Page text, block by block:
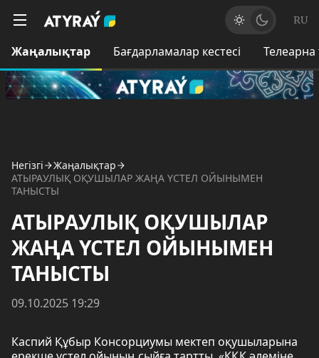
RU
Жаңалықтар Бағдарламалар кестесі
Негізгі
Жаңалықтар
АТЫРАУЛЫҚ ОҚУШЫЛАР ЖАҢА ҮСТЕЛ ОЙЫНЫМЕН
ТАНЫСТЫ
АТЫРАУЛЫҚ ОҚУШЫЛАР
ЖАҢА ҮСТЕЛ ОЙЫНЫМЕН
ТАНЫСТЫ
09.10.2025 19:29
Каспий Құбыр Консорциумы мектеп оқушыларына